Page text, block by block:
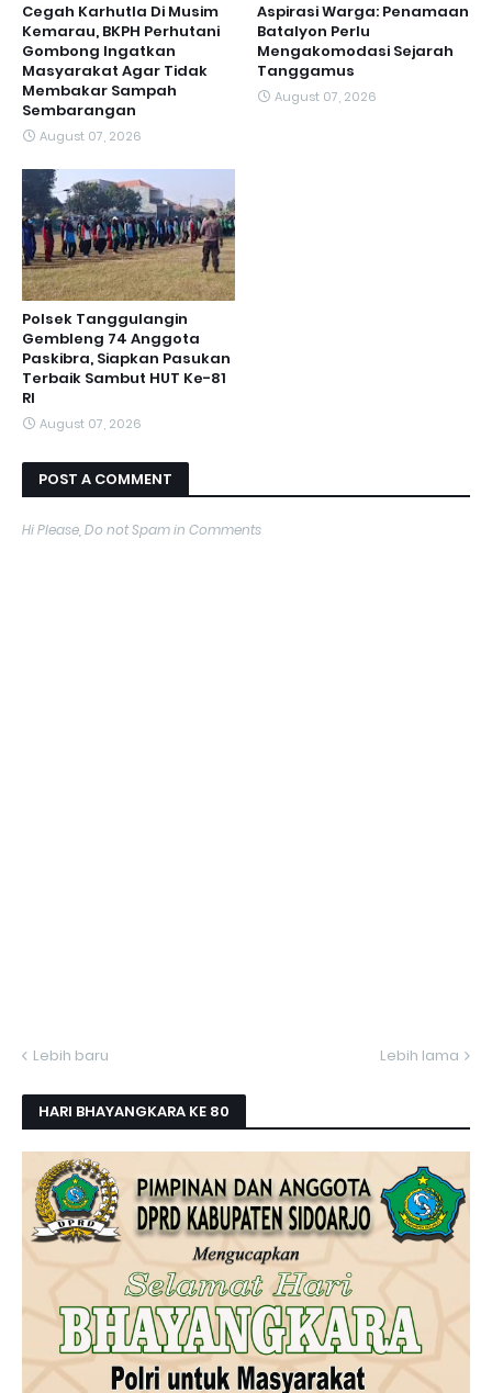
Cegah Karhutla Di Musim
Kemarau, BKPH Perhutani
Gombong Ingatkan
Masyarakat Agar Tidak
Membakar Sampah
Sembarangan
August 07, 2026
Aspirasi Warga: Penamaan
Batalyon Perlu
Mengakomodasi Sejarah
Tanggamus
August 07, 2026
Polsek Tanggulangin
Gembleng 74 Anggota
Paskibra, Siapkan Pasukan
Terbaik Sambut HUT Ke-81
RI
August 07, 2026
POST A COMMENT
Hi Please, Do not Spam in Comments
Lebih baru Lebih lama
HARI BHAYANGKARA KE 80